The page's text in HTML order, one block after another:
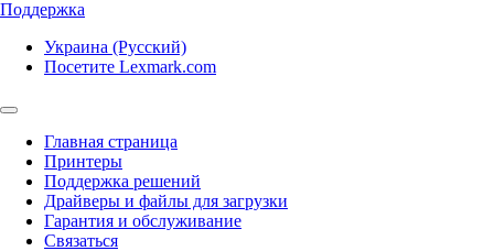
Поддержка
Украина (Русский)
Посетите Lexmark.com
Главная страница
Принтеры
Поддержка решений
Драйверы и файлы для загрузки
Гарантия и обслуживание
Связаться